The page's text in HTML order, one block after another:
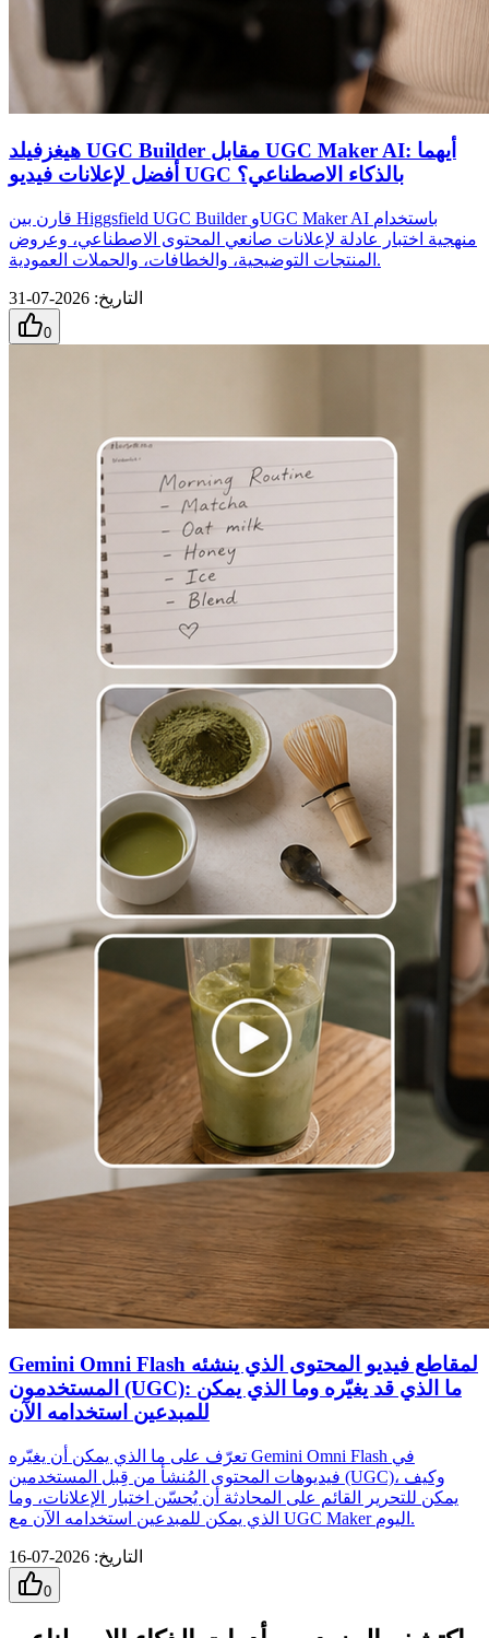
هيغزفيلد UGC Builder مقابل UGC Maker AI: أيهما
أفضل لإعلانات فيديو UGC بالذكاء الاصطناعي؟
قارن بين Higgsfield UGC Builder وUGC Maker AI باستخدام
منهجية اختبار عادلة لإعلانات صانعي المحتوى الاصطناعي، وعروض
المنتجات التوضيحية، والخطافات، والحملات العمودية.
التاريخ:
2026-07-31
0
Gemini Omni Flash لمقاطع فيديو المحتوى الذي ينشئه
المستخدمون (UGC): ما الذي قد يغيّره وما الذي يمكن
للمبدعين استخدامه الآن
تعرّف على ما الذي يمكن أن يغيّره Gemini Omni Flash في
فيديوهات المحتوى المُنشأ من قِبل المستخدمين (UGC)، وكيف
يمكن للتحرير القائم على المحادثة أن يُحسّن اختبار الإعلانات، وما
الذي يمكن للمبدعين استخدامه الآن مع UGC Maker اليوم.
التاريخ:
2026-07-16
0